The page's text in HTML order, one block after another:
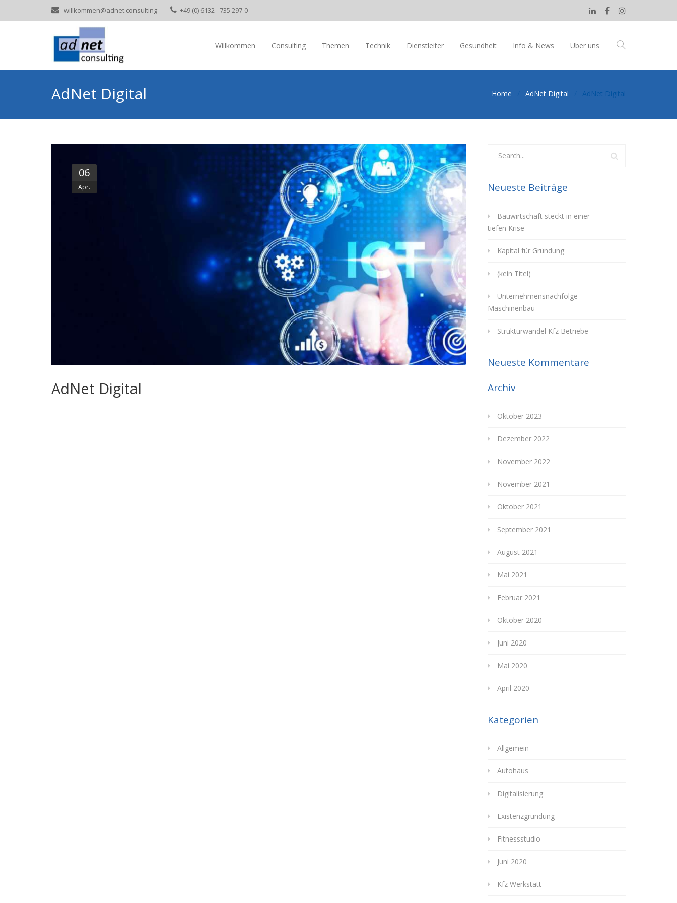
willkommen@adnet.consulting +49 (0) 6132 - 735 297-0
Willkommen Consulting Themen Technik Dienstleiter Gesundheit Info & News Über uns
AdNet Digital Home AdNet Digital AdNet Digital
06
Apr.
AdNet Digital
Neueste Beiträge
Bauwirtschaft steckt in einer
tiefen Krise
Kapital für Gründung
(kein Titel)
Unternehmensnachfolge
Maschinenbau
Strukturwandel Kfz Betriebe
Neueste Kommentare
Archiv
Oktober 2023
Dezember 2022
November 2022
November 2021
Oktober 2021
September 2021
August 2021
Mai 2021
Februar 2021
Oktober 2020
Juni 2020
Mai 2020
April 2020
Kategorien
Allgemein
Autohaus
Digitalisierung
Existenzgründung
Fitnessstudio
Juni 2020
Kfz Werkstatt